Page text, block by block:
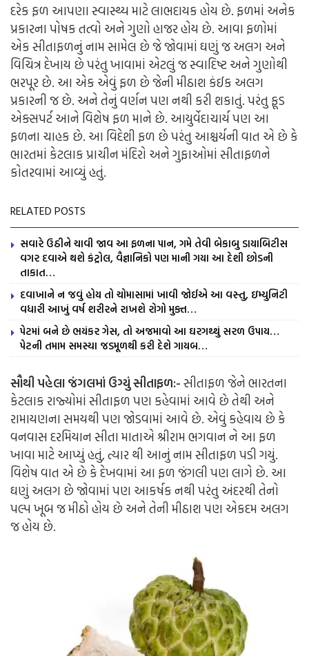
દરેક ફળ આપણા સ્વાસ્થ્ય માટે લાભદાયક હોય છે. ફળમાં અનેક
પ્રકારના પોષક તત્વો અને ગુણો હાજર હોય છે. આવા ફળોમાં
એક સીતાફળનું નામ સામેલ છે જે જોવામાં ઘણું જ અલગ અને
વિચિત્ર દેખાય છે પરંતુ ખાવામાં એટલું જ સ્વાદિષ્ટ અને ગુણોથી
ભરપૂર છે. આ એક એવું ફળ છે જેની મીઠાશ કંઈક અલગ
પ્રકારની જ છે. અને તેનું વર્ણન પણ નથી કરી શકાતું. પરંતુ ફૂડ
એક્સપર્ટ આને વિશેષ ફળ માને છે. આયુર્વેદાચાર્ય પણ આ
ફળના ચાહક છે. આ વિદેશી ફળ છે પરંતુ આશ્ચર્યની વાત એ છે કે
ભારતમાં કેટલાક પ્રાચીન મંદિરો અને ગુફાઓમાં સીતાફળને
કોતરવામાં આવ્યું હતું.
RELATED POSTS
સવારે ઉઠીને ચાવી જાવ આ ફળના પાન, ગમે તેવી બેકાબુ ડાયાબિટીસ
વગર દવાએ થશે કંટ્રોલ, વૈજ્ઞાનિકો પણ માની ગયા આ દેશી છોડની
તાકાત…
દવાખાને ન જવું હોય તો ચોમાસામાં ખાવી જોઈએ આ વસ્તુ, ઇમ્યુનિટી
વધારી આખું વર્ષ શરીરને રાખશે રોગો મુક્ત…
પેટમાં બને છે ભયંકર ગેસ, તો અજમાવો આ ઘરગથ્થું સરળ ઉપાય…
પેટની તમામ સમસ્યા જડમૂળથી કરી દેશે ગાયબ…
સૌથી પહેલા જંગલમાં ઉગ્યું સીતાફળ:-સીતાફળ જેને ભારતના
કેટલાક રાજ્યોમાં સીતાફળ પણ કહેવામાં આવે છે તેથી અને
રામાયણના સમયથી પણ જોડવામાં આવે છે. એવું કહેવાય છે કે
વનવાસ દરમિયાન સીતા માતાએ શ્રીરામ ભગવાન ને આ ફળ
ખાવા માટે આપ્યું હતું, ત્યાર થી આનું નામ સીતાફળ પડી ગયું.
વિશેષ વાત એ છે કે દેખવામાં આ ફળ જંગલી પણ લાગે છે. આ
ઘણું અલગ છે જોવામાં પણ આકર્ષક નથી પરંતુ અંદરથી તેનો
પલ્પ ખૂબ જ મીઠો હોય છે અને તેની મીઠાશ પણ એકદમ અલગ
જ હોય છે.